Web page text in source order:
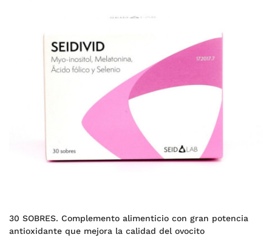
30 SOBRES. Complemento alimenticio con gran potencia
antioxidante que mejora la calidad del ovocito